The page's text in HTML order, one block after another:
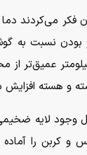
فکر می‌کردند
است ۵۰ کیلومتر
و هسته
وجود لایه
و کربن را